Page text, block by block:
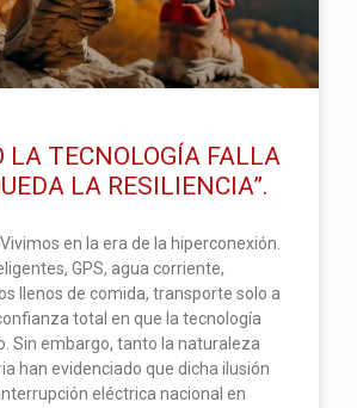
LA TECNOLOGÍA FALLA
LA RESILIENCIA”.
en la era de la hiperconexión.
GPS, agua corriente,
llenos de comida, transporte solo a
total en que la tecnología
Sin embargo, tanto la naturaleza
han evidenciado que dicha ilusión
eléctrica nacional en